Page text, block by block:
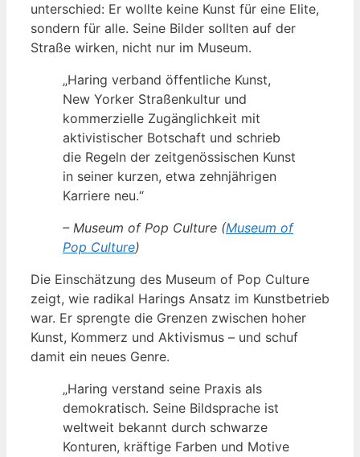
unterschied: Er wollte keine Kunst für eine Elite,
sondern für alle. Seine Bilder sollten auf der
Straße wirken, nicht nur im Museum.
„Haring verband öffentliche Kunst,
New Yorker Straßenkultur und
kommerzielle Zugänglichkeit mit
aktivistischer Botschaft und schrieb
die Regeln der zeitgenössischen Kunst
in seiner kurzen, etwa zehnjährigen
Karriere neu.“
– Museum of Pop Culture (Museum of
Pop Culture)
Die Einschätzung des Museum of Pop Culture
zeigt, wie radikal Harings Ansatz im Kunstbetrieb
war. Er sprengte die Grenzen zwischen hoher
Kunst, Kommerz und Aktivismus – und schuf
damit ein neues Genre.
„Haring verstand seine Praxis als
demokratisch. Seine Bildsprache ist
weltweit bekannt durch schwarze
Konturen, kräftige Farben und Motive